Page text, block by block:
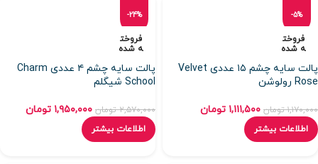
-5%
فروخت
ه شده
پالت سایه چشم ۱۵ عددی Velvet
Rose رولوشن
۱,۱۷۰,۰۰۰ تومان ۱,۱۱۱,۵۰۰ تومان
اطلاعات بیشتر
-24%
فروخت
ه شده
پالت سایه چشم ۴ عددی Charm
School شیگلم
۲,۵۷۰,۰۰۰ تومان ۱,۹۵۰,۰۰۰ تومان
اطلاعات بیشتر